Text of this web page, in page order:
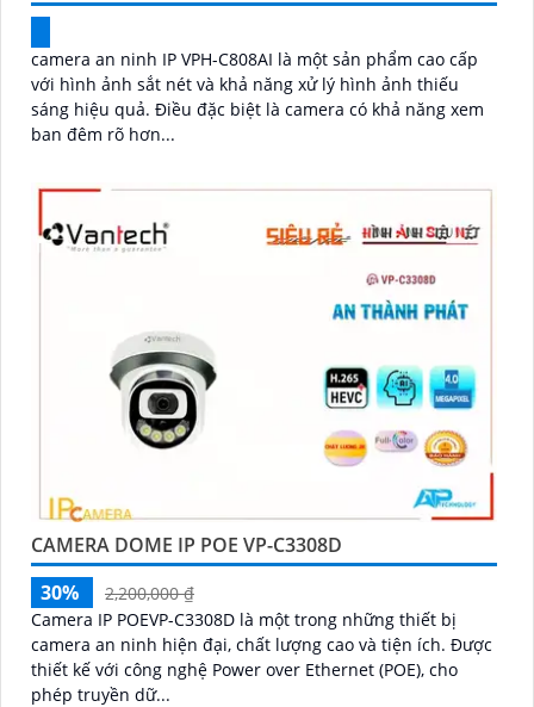
camera an ninh IP VPH-C808AI là một sản phẩm cao cấp
với hình ảnh sắt nét và khả năng xử lý hình ảnh thiếu
sáng hiệu quả. Điều đặc biệt là camera có khả năng xem
ban đêm rõ hơn...
CAMERA DOME IP POE VP-C3308D
30%
2,200,000 ₫
Camera IP POEVP-C3308D là một trong những thiết bị
camera an ninh hiện đại, chất lượng cao và tiện ích. Được
thiết kế với công nghệ Power over Ethernet (POE), cho
phép truyền dữ...